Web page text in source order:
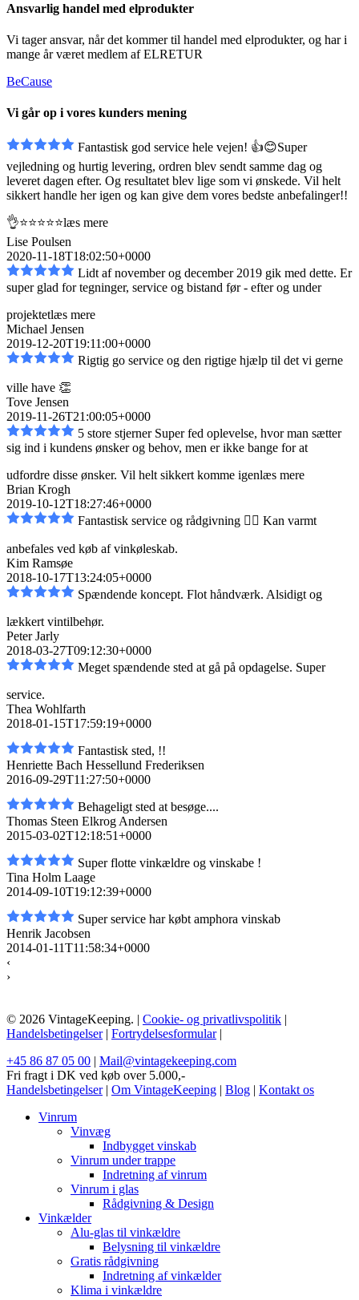
Ansvarlig handel med elprodukter
Vi tager ansvar, når det kommer til handel med elprodukter, og har i
mange år været medlem af ELRETUR
BeCause
Vi går op i vores kunders mening
Fantastisk god service hele vejen! 👍😊Super
vejledning og hurtig levering, ordren blev sendt samme dag og
leveret dagen efter. Og resultatet blev lige som vi ønskede. Vil helt
sikkert handle her igen og kan give dem vores bedste anbefalinger!!
👌⭐️⭐️⭐️⭐️⭐️læs mere
Lise Poulsen
2020-11-18T18:02:50+0000
Lidt af november og december 2019 gik med dette. Er
super glad for tegninger, service og bistand før - efter og under
projektetlæs mere
Michael Jensen
2019-12-20T19:11:00+0000
Rigtig go service og den rigtige hjælp til det vi gerne
ville have 👏
Tove Jensen
2019-11-26T21:00:05+0000
5 store stjerner Super fed oplevelse, hvor man sætter
sig ind i kundens ønsker og behov, men erikke bange for at
udfordre disse ønsker. Vil helt sikkert komme igenlæs mere
Brian Krogh
2019-10-12T18:27:46+0000
Fantastisk service og rådgivning 👌🏼 Kan varmt
anbefales ved køb af vinkøleskab.
Kim Ramsøe
2018-10-17T13:24:05+0000
Spændende koncept. Flot håndværk. Alsidigt og
lækkert vintilbehør.
Peter Jarly
2018-03-27T09:12:30+0000
Meget spændende sted at gå på opdagelse. Super
service.
Thea Wohlfarth
2018-01-15T17:59:19+0000
Fantastisk sted, !!
Henriette Bach Hessellund Frederiksen
2016-09-29T11:27:50+0000
Behageligt sted at besøge....
Thomas Steen Elkrog Andersen
2015-03-02T12:18:51+0000
Super flotte vinkældre og vinskabe !
Tina Holm Laage
2014-09-10T19:12:39+0000
Super service har købt amphora vinskab
Henrik Jacobsen
2014-01-11T11:58:34+0000
‹
›
© 2026 VintageKeeping. | Cookie- og privatlivspolitik |
Handelsbetingelser| Fortrydelsesformular|
+45 86 87 05 00 | Mail@vintagekeeping.com
Fri fragt i DK ved køb over 5.000,-
Handelsbetingelser| Om VintageKeeping | Blog | Kontakt os
Vinrum
Vinvæg
Indbygget vinskab
Vinrum under trappe
Indretning af vinrum
Vinrum i glas
Rådgivning & Design
Vinkælder
Alu-glas til vinkældre
Belysning til vinkældre
Gratis rådgivning
Indretning af vinkælder
Klima i vinkældre